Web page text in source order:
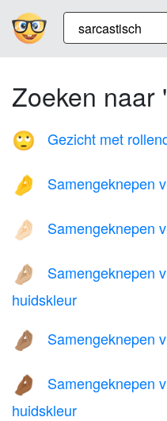
Zoeken naar
🙄 Gezicht met
🤌 Samengeknepen
🤌🏻 Samengeknepen
🤌🏼
Samengeknepen
huidskleur
🤌🏽 Samengeknepen
🤌🏾
Samengeknepen
huidskleur